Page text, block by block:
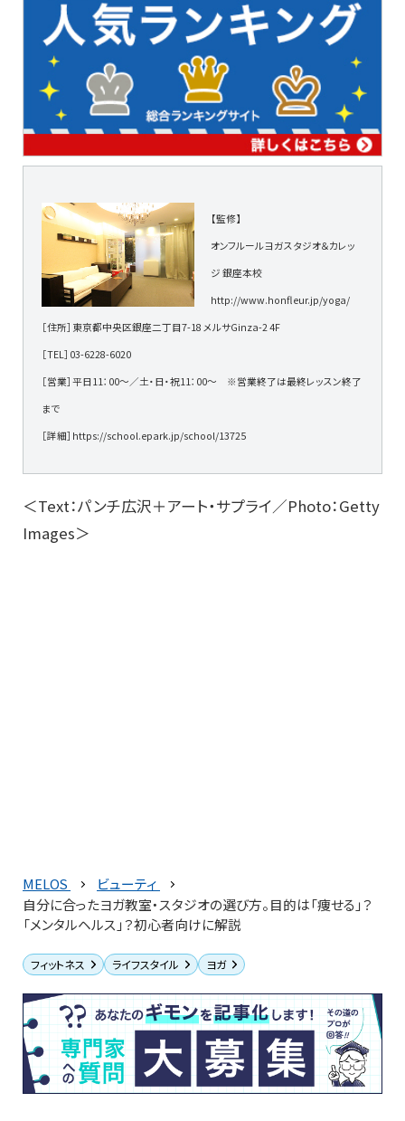
【監修】
オンフルールヨガスタジオ＆カレッ
ジ 銀座本校
http://www.honfleur.jp/yoga/
［住所］東京都中央区銀座二丁目7-18 メルサGinza-2 4F
［TEL］03-6228-6020
［営業］平日11：00～／土・日・祝11：00～ ※営業終了は最終レッスン終了
まで
［詳細］https://school.epark.jp/school/13725
＜Text：パンチ広沢＋アート・サプライ／Photo：Getty
Images＞
MELOS
ビューティ
自分に合ったヨガ教室・スタジオの選び方。目的は「痩せる」？
「メンタルヘルス」？初心者向けに解説
フィットネス ライフスタイル ヨガ